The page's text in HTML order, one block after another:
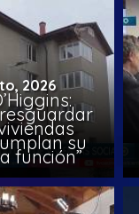
2026
su
función”